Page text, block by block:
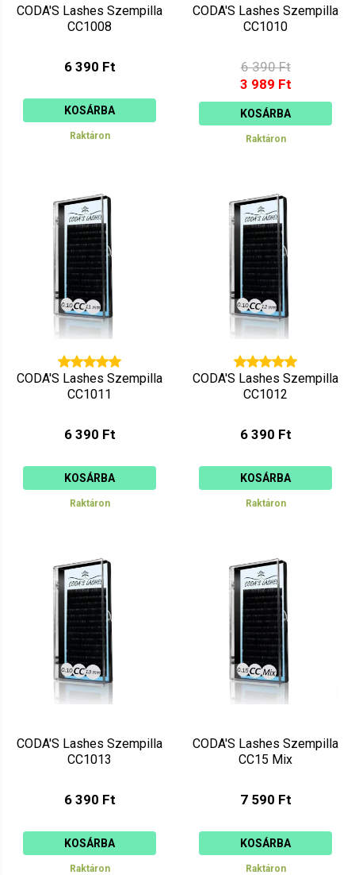
CODA'S Lashes Szempilla
CC1008
6 390 Ft
KOSÁRBA
Raktáron
CODA'S Lashes Szempilla
CC1010
6 390 Ft
3 989 Ft
KOSÁRBA
Raktáron
CODA'S Lashes Szempilla
CC1011
6 390 Ft
KOSÁRBA
Raktáron
CODA'S Lashes Szempilla
CC1012
6 390 Ft
KOSÁRBA
Raktáron
CODA'S Lashes Szempilla
CC1013
6 390 Ft
KOSÁRBA
Raktáron
CODA'S Lashes Szempilla
CC15 Mix
7 590 Ft
KOSÁRBA
Raktáron